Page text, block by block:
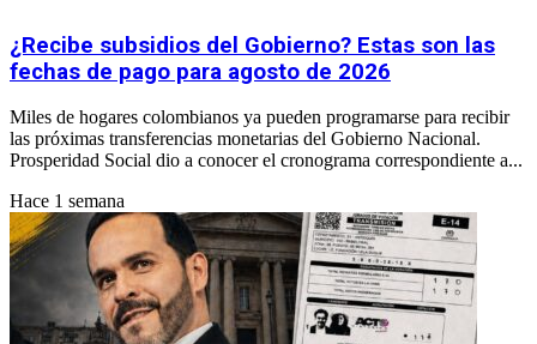
¿Recibe subsidios del Gobierno? Estas son las
fechas de pago para agosto de 2026
Miles de hogares colombianos ya pueden programarse para recibir
las próximas transferencias monetarias del Gobierno Nacional.
Prosperidad Social dio a conocer el cronograma correspondiente a...
Hace 1 semana